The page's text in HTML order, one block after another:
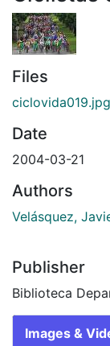
Files
ciclovida019.jpg
Date
2004-03-21
Authors
Velásquez,
Publisher
Biblioteca
Images &